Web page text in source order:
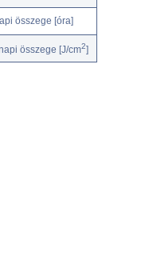
összege [óra]
összege [J/cm2]